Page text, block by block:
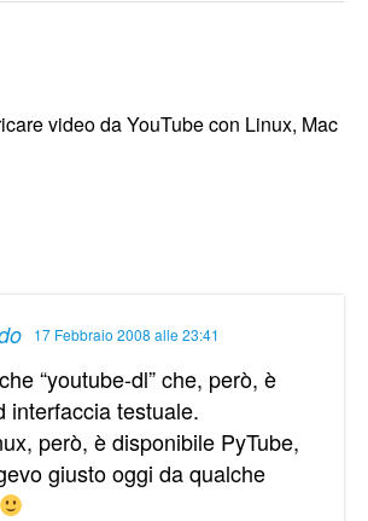
video da YouTube con Linux, Mac
17 Febbraio 2008 alle 23:41
“youtube-dl” che, però, è
interfaccia testuale.
però, è disponibile PyTube,
giusto oggi da qualche